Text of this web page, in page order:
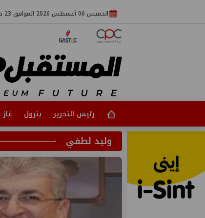
الخميس 06 أغسطس 2026 الموافق 23 صفر 1448
رئيس التحرير بترول غاز
وليد لطفي